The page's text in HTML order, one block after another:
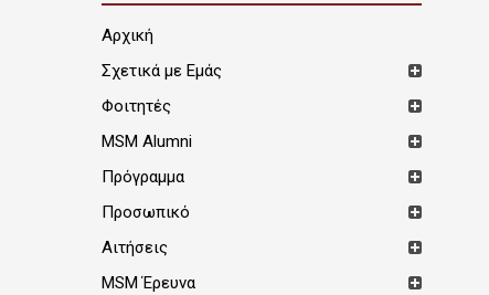
Αρχική
Σχετικά με Εμάς
Φοιτητές
MSM Alumni
Πρόγραμμα
Προσωπικό
Αιτήσεις
MSM Έρευνα